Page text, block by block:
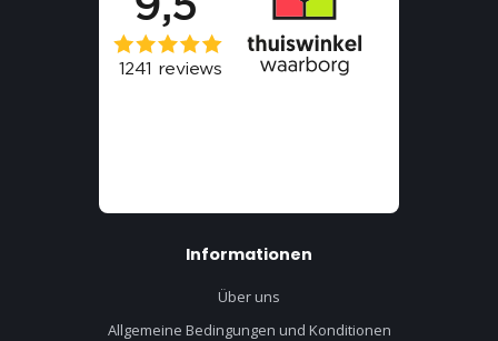
Informationen
Über uns
Allgemeine Bedingungen und Konditionen